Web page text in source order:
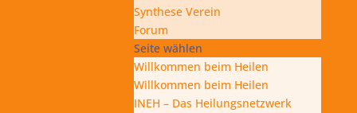
Synthese Verein
Forum
Seite wählen
Willkommen beim Heilen
Willkommen beim Heilen
INEH – Das Heilungsnetzwerk